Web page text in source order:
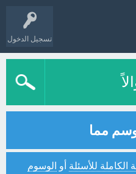
تسجيل الدخول
مما
الكاملة للأسئلة أو الوسوم